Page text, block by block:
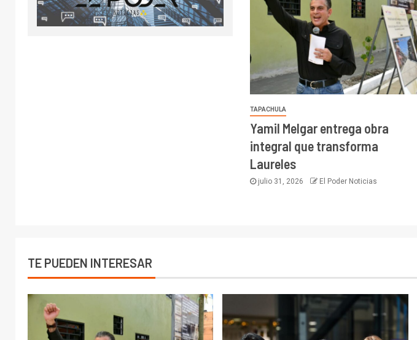
TAPACHULA
Yamil Melgar entrega obra
integral que transforma
Laureles
julio 31, 2026 El Poder Noticias
TE PUEDEN INTERESAR